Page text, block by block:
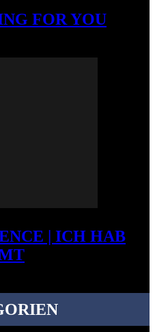
FOR YOU
| ICH HAB